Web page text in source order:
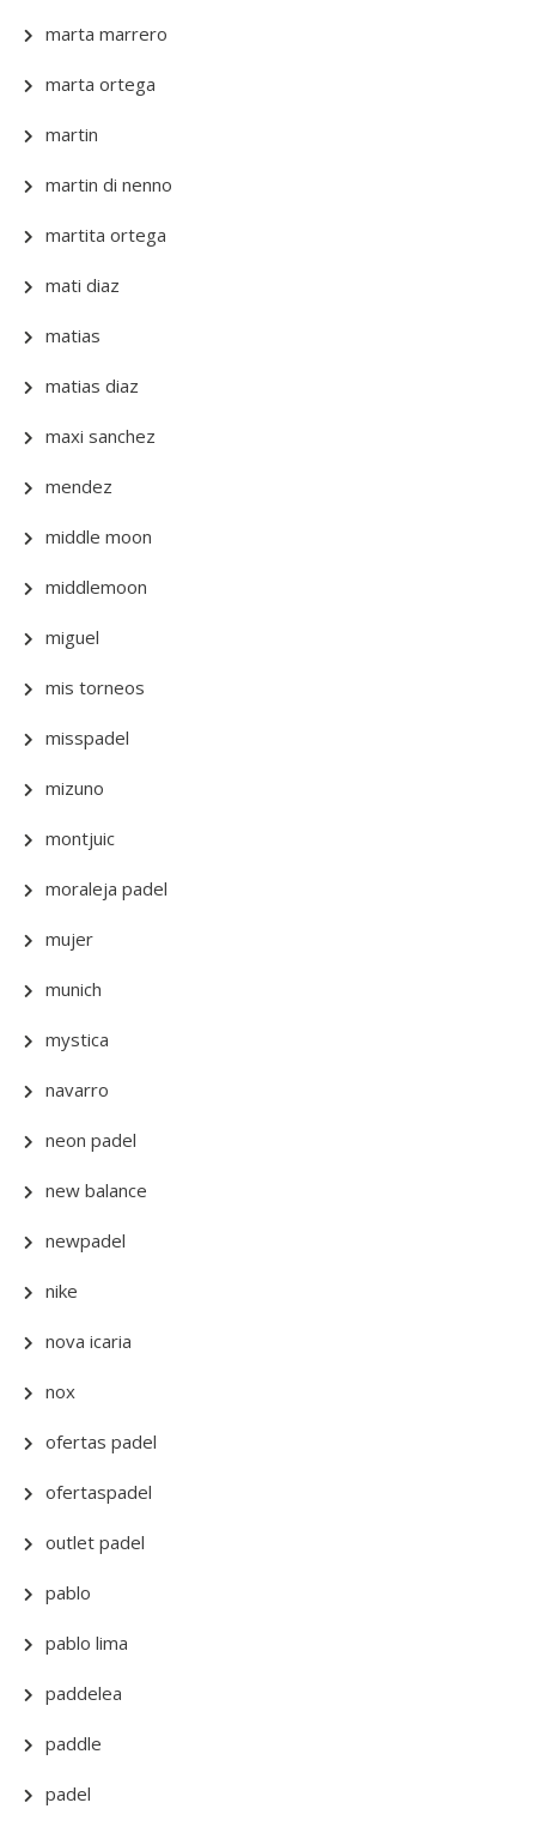
marta marrero
marta ortega
martin
martin di nenno
martita ortega
mati diaz
matias
matias diaz
maxi sanchez
mendez
middle moon
middlemoon
miguel
mis torneos
misspadel
mizuno
montjuic
moraleja padel
mujer
munich
mystica
navarro
neon padel
new balance
newpadel
nike
nova icaria
nox
ofertas padel
ofertaspadel
outlet padel
pablo
pablo lima
paddelea
paddle
padel